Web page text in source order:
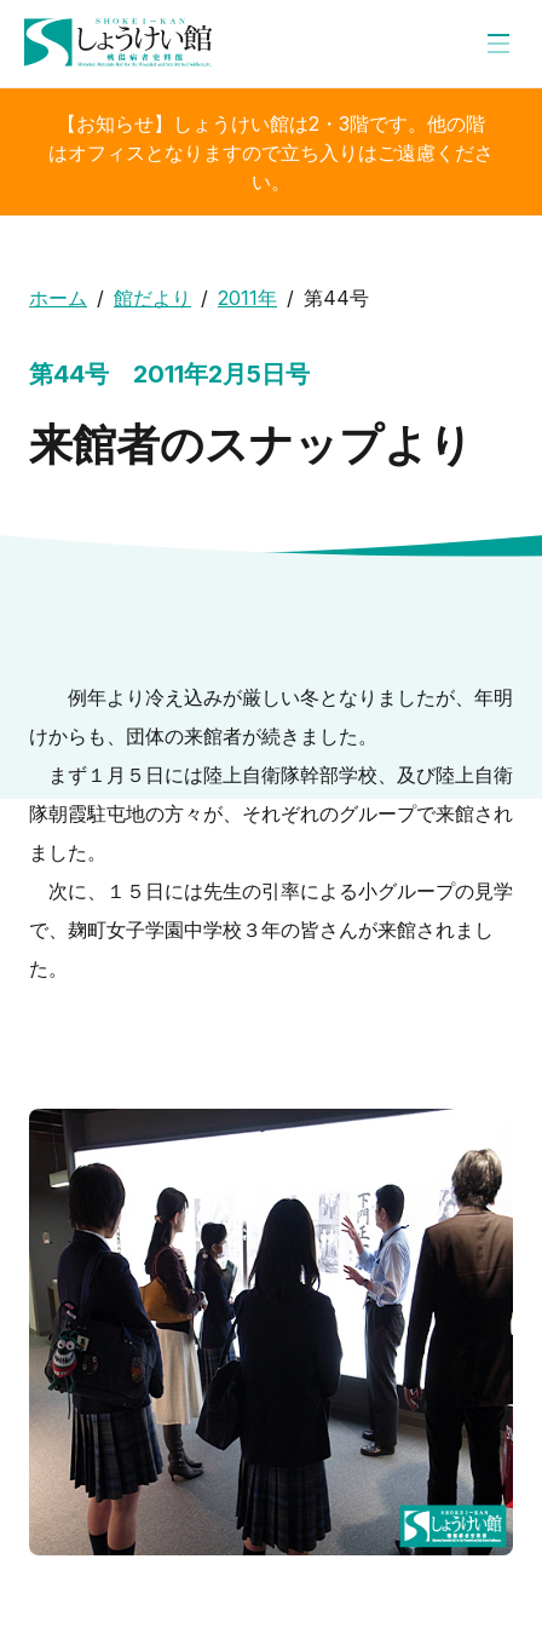
【お知らせ】しょうけい館は2・3階です。他の階
はオフィスとなりますので立ち入りはご遠慮くださ
い。
ホーム 館だより 2011年 第44号
第44号 2011年2月5日号
来館者のスナップより
例年より冷え込みが厳しい冬となりましたが、年明
けからも、団体の来館者が続きました。
まず１月５日には陸上自衛隊幹部学校、及び陸上自衛
隊朝霞駐屯地の方々が、それぞれのグループで来館され
ました。
次に、１５日には先生の引率による小グループの見学
で、麹町女子学園中学校３年の皆さんが来館されまし
た。